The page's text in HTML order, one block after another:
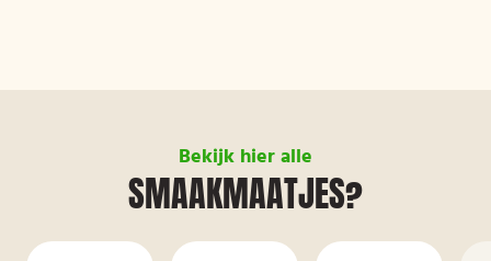
Bekijk hier alle
SMAAKMAATJES?